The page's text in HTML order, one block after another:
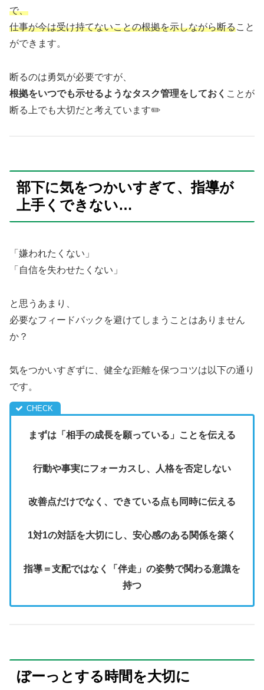
で、
仕事が今は受け持てないことの根拠を示しながら断ること
ができます。
断るのは勇気が必要ですが、
根拠をいつでも示せるようなタスク管理をしておく ことが
断る上でも大切だと考えています✏️
部下に気をつかいすぎて、指導が
上手くできない…
「嫌われたくない」
「自信を失わせたくない」
と思うあまり、
必要なフィードバックを避けてしまうことはありません
か？
気をつかいすぎずに、健全な距離を保つコツは以下の通り
です。
まずは「相手の成長を願っている」ことを伝える
行動や事実にフォーカスし、人格を否定しない
改善点だけでなく、できている点も同時に伝える
1対1の対話を大切にし、安心感のある関係を築く
指導＝支配ではなく「伴走」の姿勢で関わる意識を
持つ
ぼーっとする時間を大切に